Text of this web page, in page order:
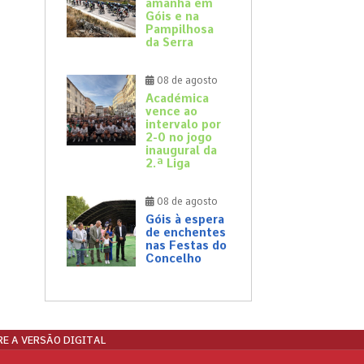
amanhã em
Góis e na
Pampilhosa
da Serra
08 de agosto
Académica
vence ao
intervalo por
2-0 no jogo
inaugural da
2.ª Liga
08 de agosto
Góis à espera
de enchentes
nas Festas do
Concelho
A VERSÃO DIGITAL